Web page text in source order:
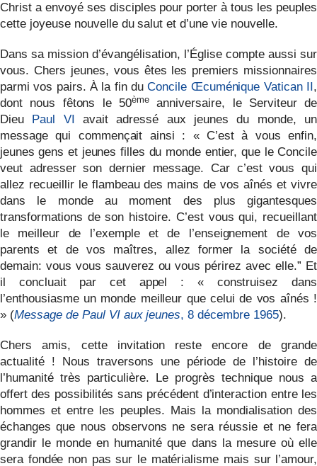
Christ a envoyé ses disciples pour porter à tous les peuples
cette joyeuse nouvelle du salut et d’une vie nouvelle.
Dans sa mission d’évangélisation, l’Église compte aussi sur
vous. Chers jeunes, vous êtes les premiers missionnaires
parmi vos pairs. À la fin duConcile Œcuménique Vatican II ,
dont nous fêtons le 50ème
anniversaire, le Serviteur de
Dieu
Paul VI
avait adressé aux jeunes du monde, un
message qui commençait ainsi : « C’est à vous enfin,
jeunes gens et jeunes filles du monde entier, que le Concile
veut adresser son dernier message. Car c’est vous qui
allez recueillir le flambeau des mains de vos aînés et vivre
dans le monde au moment des plus gigantesques
transformations de son histoire. C’est vous qui, recueillant
le meilleur de l’exemple et de l’enseignement de vos
parents et de vos maîtres, allez former la société de
demain: vous vous sauverez ou vous périrez avec elle.” Et
il concluait par cet appel : « construisez dans
l’enthousiasme un monde meilleur que celui de vos aînés !
» (Message de Paul VI aux jeunes, 8 décembre 1965).
Chers amis, cette invitation reste encore de grande
actualité ! Nous traversons une période de l’histoire de
l’humanité très particulière. Le progrès technique nous a
offert des possibilités sans précédent d’interaction entre les
hommes et entre les peuples. Mais la mondialisation des
échanges que nous observons ne sera réussie et ne fera
grandir le monde en humanité que dans la mesure où elle
sera fondée non pas sur le matérialisme mais sur l’amour,